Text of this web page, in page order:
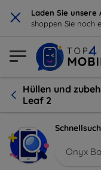
× Laden Sie
shoppen Sie noch
Hüllen und
Leaf 2
Onyx